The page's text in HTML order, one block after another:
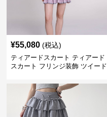
¥55,080 (税込)
ティアードスカート ティアード
スカート フリンジ装飾 ツイード